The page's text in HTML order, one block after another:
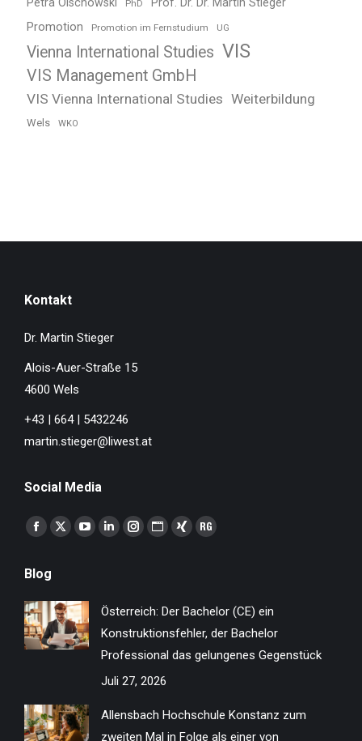
PhD
Promotion Promotion im Fernstudium UG
Vienna International Studies VIS
VIS Management GmbH
VIS Vienna International Studies Weiterbildung
Wels WKO
Kontakt
Dr. Martin Stieger
Alois-Auer-Straße 15
4600 Wels
+43 | 664 | 5432246
martin.stieger@liwest.at
Social Media
Finden Sie uns auf:
Facebook
opens
in
new
window
X
in
new
window
YouTube
in
new
window
Linkedin
new
window
Instagram
new
window
Website
new
window
XING
new
window
ResearchGate
new
window
Blog
Österreich: Der Bachelor (CE) ein
Konstruktionsfehler, der Bachelor
Professional das gelungenes Gegenstück
Juli 27, 2026
Allensbach Hochschule Konstanz zum
zweiten Mal in Folge als einer von